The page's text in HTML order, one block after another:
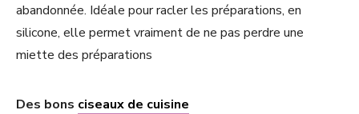
abandonnée. Idéale pour racler les préparations, en
silicone, elle permet vraiment de ne pas perdre une
miette des préparations
Des bons ciseaux de cuisine